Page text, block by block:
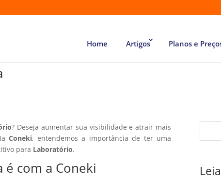
Home Artigos Planos e
? Deseja aumentar sua visibilidade e atrair mais
Coneki, entendemos a importância de ter uma
para Laboratório.
com a Coneki